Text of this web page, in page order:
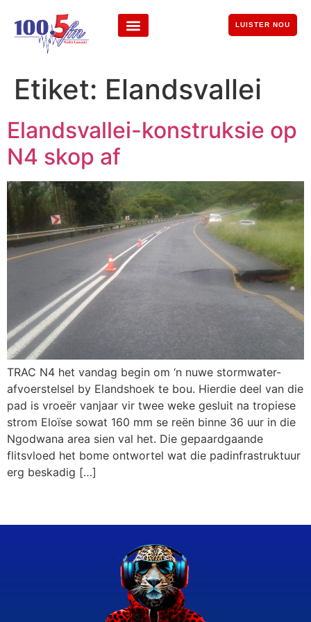
LUISTER NOU
Etiket: Elandsvallei
Elandsvallei-konstruksie op
N4 skop af
TRAC N4 het vandag begin om ‘n nuwe stormwater-
afvoerstelsel by Elandshoek te bou. Hierdie deel van die
pad is vroeër vanjaar vir twee weke gesluit na tropiese
strom Eloïse sowat 160 mm se reën binne 36 uur in die
Ngodwana area sien val het. Die gepaardgaande
flitsvloed het bome ontwortel wat die padinfrastruktuur
erg beskadig […]